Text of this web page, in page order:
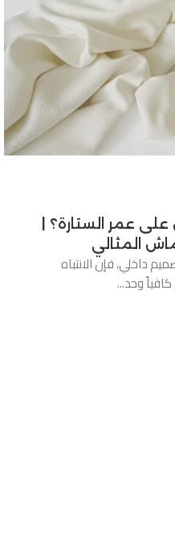
عمر الستارة؟ |
المثالي
داخلي، فإن الانتباه
وحد...